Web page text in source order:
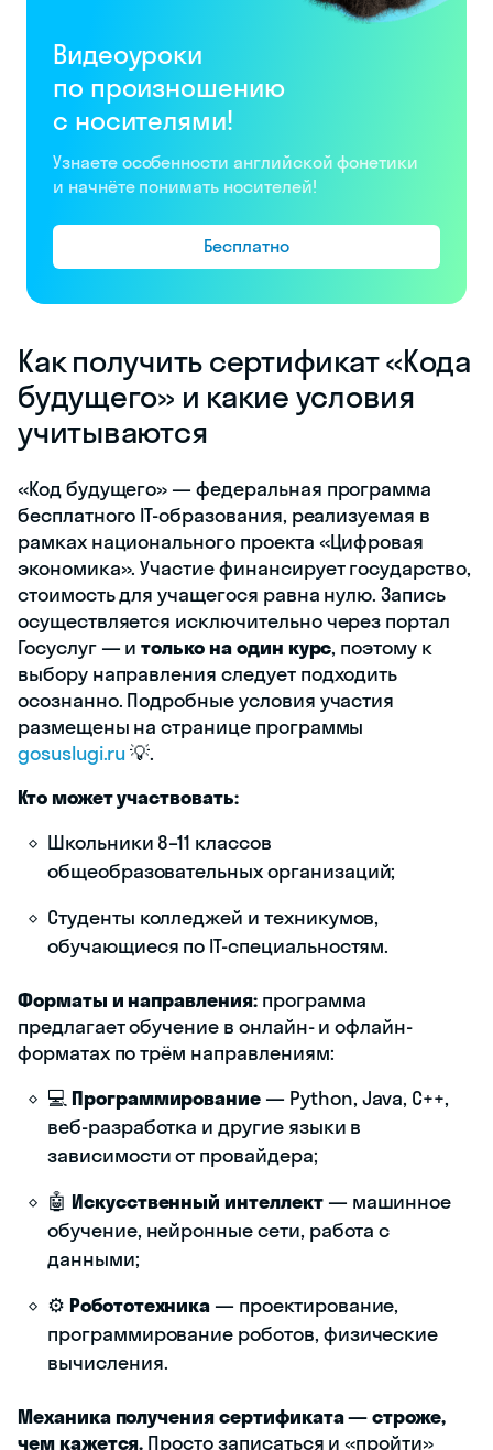
Видеоуроки
по произношению
с носителями!
Узнаете особенности английской фонетики
и начнёте понимать носителей!
Бесплатно
Как получить сертификат «Кода
будущего» и какие условия
учитываются
«Код будущего» — федеральная программа
бесплатного IT-образования, реализуемая в
рамках национального проекта «Цифровая
экономика». Участие финансирует государство,
стоимость для учащегося равна нулю. Запись
осуществляется исключительно через портал
Госуслуг — итолько на один курс, поэтому к
выбору направления следует подходить
осознанно. Подробные условия участия
размещены на странице программы
gosuslugi.ru💡.
Кто может участвовать:
Школьники 8–11 классов
общеобразовательных организаций;
Студенты колледжей и техникумов,
обучающиеся по IT-специальностям.
Форматы и направления:программа
предлагает обучение в онлайн- и офлайн-
форматах по трём направлениям:
💻Программирование— Python, Java, C++,
веб-разработка и другие языки в
зависимости от провайдера;
🤖 Искусственный интеллект— машинное
обучение, нейронные сети, работа с
данными;
⚙️ Робототехника— проектирование,
программирование роботов, физические
вычисления.
Механика получения сертификата — строже,
чем кажется. Просто записаться и «пройти»